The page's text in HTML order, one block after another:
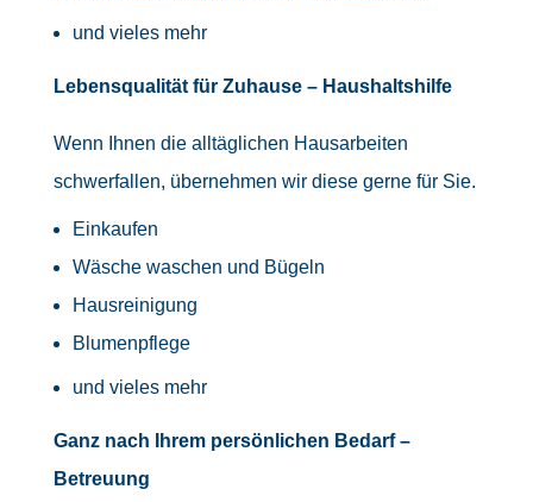
und vieles mehr
Lebensqualität für Zuhause – Haushaltshilfe
Wenn Ihnen die alltäglichen Hausarbeiten
schwerfallen, übernehmen wir diese gerne für Sie.
Einkaufen
Wäsche waschen und Bügeln
Hausreinigung
Blumenpflege
und vieles mehr
Ganz nach Ihrem persönlichen Bedarf –
Betreuung